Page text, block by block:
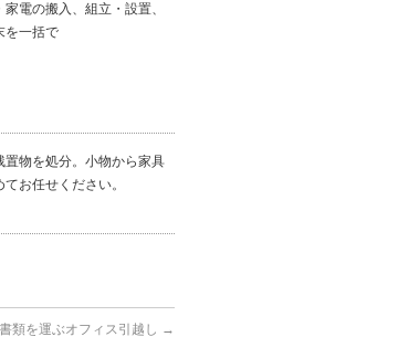
電の搬入、組立・設置、
を一括で
置物を処分。小物から家具
お任せください。
類を運ぶオフィス引越し →